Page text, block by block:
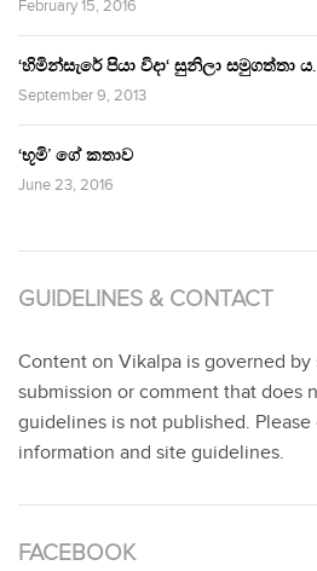
February 15, 2016
‘හිමින්සැරේ පියා විදා‘ සුනිලා සමුගත්තා ය.
September 9, 2013
‘භූමි’ ගේ කතාව
June 23, 2016
GUIDELINES & CONTACT
Content on Vikalpa is governed
submission or comment that does
guidelines is not published. Please
information and site guidelines.
FACEBOOK